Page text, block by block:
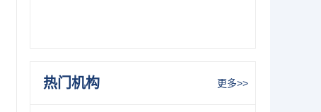
热门机构 更多>>